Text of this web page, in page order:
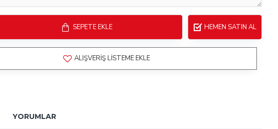
SEPETE EKLE HEMEN SATIN AL
ALIŞVERIŞ LISTEME EKLE
YORUMLAR